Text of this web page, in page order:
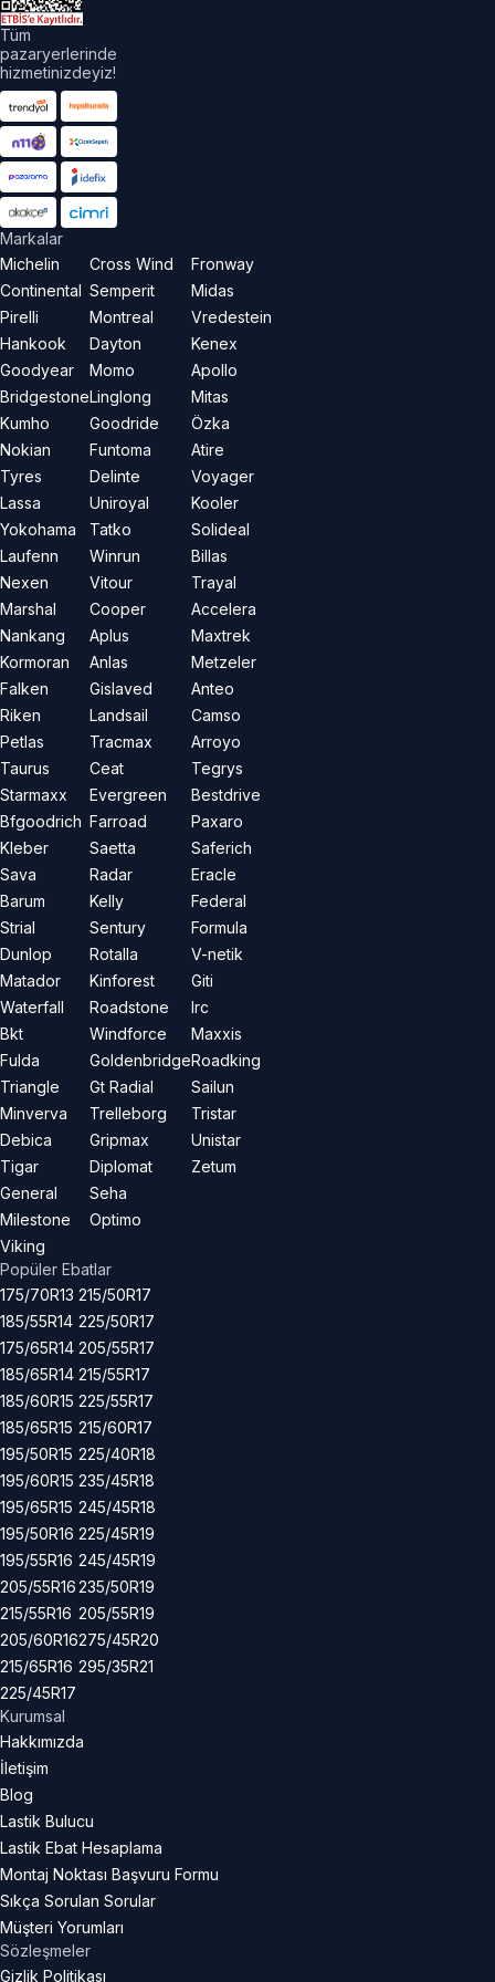
Tüm
pazaryerlerinde
hizmetinizdeyiz!
Markalar
Michelin
Continental
Pirelli
Hankook
Goodyear
Bridgestone
Kumho
Nokian
Tyres
Lassa
Yokohama
Laufenn
Nexen
Marshal
Nankang
Kormoran
Falken
Riken
Petlas
Taurus
Starmaxx
Bfgoodrich
Kleber
Sava
Barum
Strial
Dunlop
Matador
Waterfall
Bkt
Fulda
Triangle
Minverva
Debica
Tigar
General
Milestone
Viking
Cross Wind
Semperit
Montreal
Dayton
Momo
Linglong
Goodride
Funtoma
Delinte
Uniroyal
Tatko
Winrun
Vitour
Cooper
Aplus
Anlas
Gislaved
Landsail
Tracmax
Ceat
Evergreen
Farroad
Saetta
Radar
Kelly
Sentury
Rotalla
Kinforest
Roadstone
Windforce
Goldenbridge
Gt Radial
Trelleborg
Gripmax
Diplomat
Seha
Optimo
Fronway
Midas
Vredestein
Kenex
Apollo
Mitas
Özka
Atire
Voyager
Kooler
Solideal
Billas
Trayal
Accelera
Maxtrek
Metzeler
Anteo
Camso
Arroyo
Tegrys
Bestdrive
Paxaro
Saferich
Eracle
Federal
Formula
V-netik
Giti
Irc
Maxxis
Roadking
Sailun
Tristar
Unistar
Zetum
Popüler Ebatlar
175/70R13
185/55R14
175/65R14
185/65R14
185/60R15
185/65R15
195/50R15
195/60R15
195/65R15
195/50R16
195/55R16
205/55R16
215/55R16
205/60R16
215/65R16
225/45R17
215/50R17
225/50R17
205/55R17
215/55R17
225/55R17
215/60R17
225/40R18
235/45R18
245/45R18
225/45R19
245/45R19
235/50R19
205/55R19
275/45R20
295/35R21
Kurumsal
Hakkımızda
İletişim
Blog
Lastik Bulucu
Lastik Ebat Hesaplama
Montaj Noktası Başvuru Formu
Sıkça Sorulan Sorular
Müşteri Yorumları
Sözleşmeler
Gizlik Politikası